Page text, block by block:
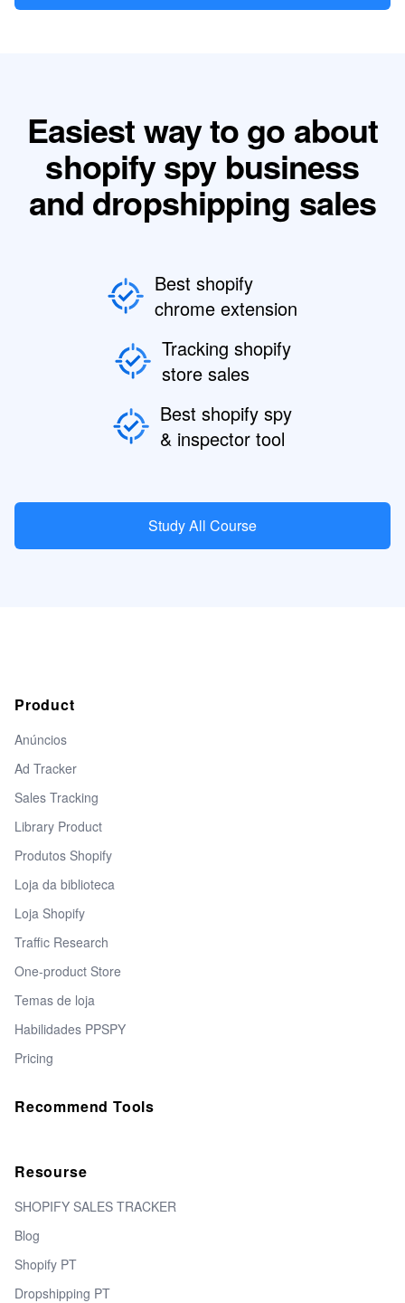
Easiest way to go about
shopify spy business
and dropshipping sales
Best shopify
chrome extension
Tracking shopify
store sales
Best shopify spy
& inspector tool
Study All Course
Product
Anúncios
Ad Tracker
Sales Tracking
Library Product
Produtos Shopify
Loja da biblioteca
Loja Shopify
Traffic Research
One-product Store
Temas de loja
Habilidades PPSPY
Pricing
Recommend Tools
Resourse
SHOPIFY SALES TRACKER
Blog
Shopify PT
Dropshipping PT